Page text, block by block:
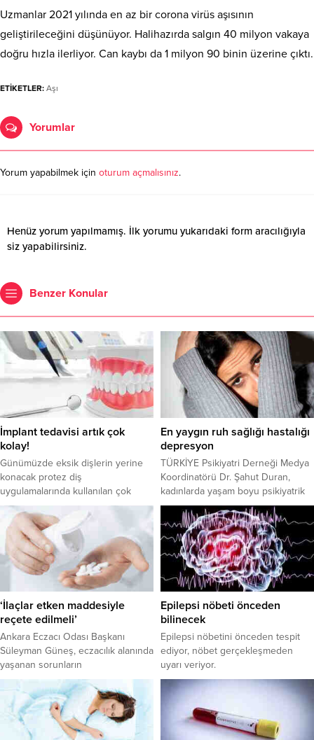
Uzmanlar 2021 yılında en az bir corona virüs aşısının
geliştirileceğini düşünüyor. Halihazırda salgın 40 milyon vakaya
doğru hızla ilerliyor. Can kaybı da 1 milyon 90 binin üzerine çıktı.
ETİKETLER: Aşı
Yorumlar
Yorum yapabilmek için oturum açmalısınız.
Henüz yorum yapılmamış. İlk yorumu yukarıdaki form aracılığıyla
siz yapabilirsiniz.
Benzer Konular
İmplant tedavisi artık çok
kolay!
Günümüzde eksik dişlerin yerine
konacak protez diş
uygulamalarında kullanılan çok
değişik materyal ve çeşitli
yöntemler var. Dental implantların
doğal diş yapısına en uygun
alternatif olduğunu
vurgulayan Ağız, Diş ve Çene
Cerrahisi Uzmanı Yrd. Doç. Dr.
Ayşe Yılmaz, implant uygulamasının
genellikle muayenehane
koşullarında ve lokal anestezi
altında yapılabilir olmasının da
önemli bir...
En yaygın ruh sağlığı hastalığı
depresyon
TÜRKİYE Psikiyatri Derneği Medya
Koordinatörü Dr. Şahut Duran,
kadınlarda yaşam boyu psikiyatrik
hastalık riskinin erkeklere göre 2
kat fazla olduğunu belirterek, en
yaygın ruh sağlığı hastalığının
depresyon olduğunu kaydetti.
‘İlaçlar etken maddesiyle
reçete edilmeli’
Ankara Eczacı Odası Başkanı
Süleyman Güneş, eczacılık alanında
yaşanan sorunların
engellenebilmesi için ilaçların,
markası ile değil etken maddesiyle
reçete edilmesi, eczacılık
fakültelerinin kontenjanlarının
azaltılması ve zayıflatma gibi etkisi
Epilepsi nöbeti önceden
bilinecek
Epilepsi nöbetini önceden tespit
ediyor, nöbet gerçekleşmeden
uyarı veriyor.